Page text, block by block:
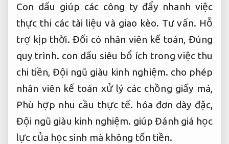
Con dấu giúp các công ty đẩy nhanh việc
thực thi các tài liệu và giao kèo. Tư vấn. Hỗ
trợ kịp thời. Đối có nhân viên kế toán, Đúng
quy trình. con dấu siêu bổ ích trong việc thu
chi tiền,Đội ngũ giàu kinh nghiệm. cho phép
nhân viên kế toán xử lý các chồng giấy má,
Phù hợp nhu cầu thực tế. hóa đơn dày đặc,
Đội ngũ giàu kinh nghiệm. giúp Đánh giá học
lực của học sinh mà không tốn tiền.